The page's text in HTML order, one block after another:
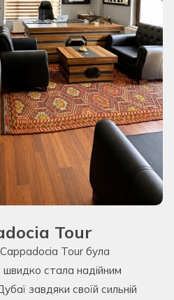
Tour
Tour була
стала надійним
завдяки своїй сильній